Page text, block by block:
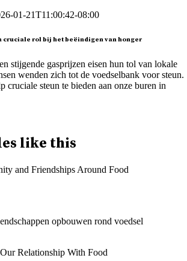
01-21T11:00:42-08:00
cruciale rol bij het beëindigen van honger
stijgende gasprijzen eisen hun tol van lokale
wenden zich tot de voedselbank voor steun.
cruciale steun te bieden aan onze buren in
like this
opbouwen rond voedsel